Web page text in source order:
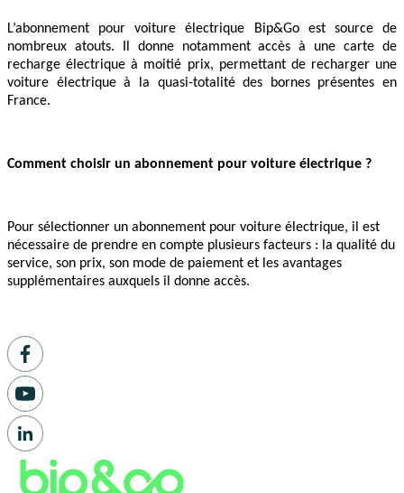
L’abonnement pour voiture électrique Bip&Go est source de
nombreux atouts. Il donne notamment accès à une carte de
recharge électrique à moitié prix, permettant de recharger une
voiture électrique à la quasi-totalité des bornes présentes en
France.
Comment choisir un abonnement pour voiture électrique ?
Pour sélectionner un abonnement pour voiture électrique, il est
nécessaire de prendre en compte plusieurs facteurs : la qualité du
service, son prix, son mode de paiement et les avantages
supplémentaires auxquels il donne accès.